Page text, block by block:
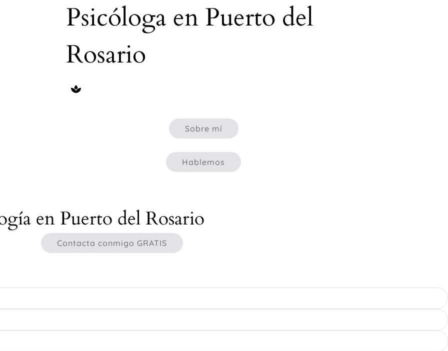
Psicóloga en Puerto del
Rosario
Sobre mí
Hablemos
en Puerto del Rosario
Contacta conmigo GRATIS